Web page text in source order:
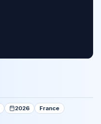
2026 France